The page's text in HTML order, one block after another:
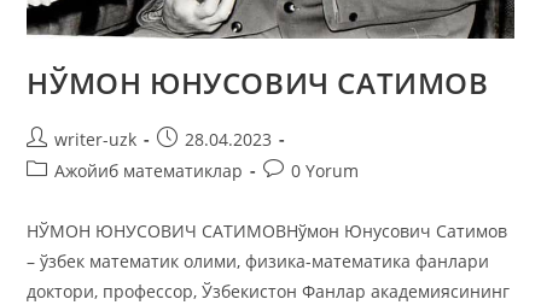
НЎМОН ЮНУСОВИЧ СAТИМОВ
writer-uzk
28.04.2023
Ажойиб математиклар
0 Yorum
НЎМОН ЮНУСОВИЧ СAТИМОВНўмон Юнусович Сатимов
– ўзбек математик олими, физика-математика фанлари
доктори, профессор, Ўзбекистон Фанлар академиясининг